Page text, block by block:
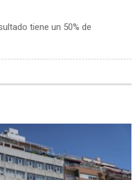
tiene un 50% de